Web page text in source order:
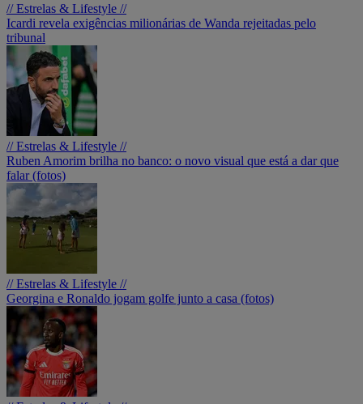
// Estrelas & Lifestyle //
Icardi revela exigências milionárias de Wanda rejeitadas pelo
tribunal
// Estrelas & Lifestyle //
Ruben Amorim brilha no banco: o novo visual que está a dar que
falar (fotos)
// Estrelas & Lifestyle //
Georgina e Ronaldo jogam golfe junto a casa (fotos)